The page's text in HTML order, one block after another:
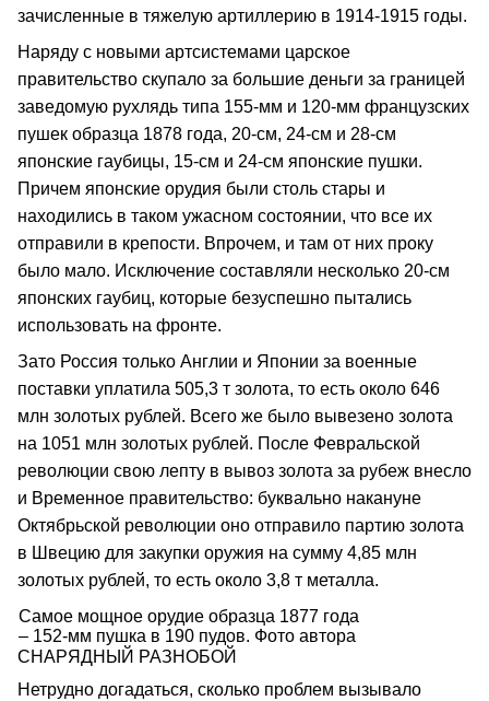
зачисленные в тяжелую артиллерию в 1914-1915 годы.
Наряду с новыми артсистемами царское
правительство скупало за большие деньги за границей
заведомую рухлядь типа 155-мм и 120-мм французских
пушек образца 1878 года, 20-см, 24-см и 28-см
японские гаубицы, 15-см и 24-см японские пушки.
Причем японские орудия были столь стары и
находились в таком ужасном состоянии, что все их
отправили в крепости. Впрочем, и там от них проку
было мало. Исключение составляли несколько 20-см
японских гаубиц, которые безуспешно пытались
использовать на фронте.
Зато Россия только Англии и Японии за военные
поставки уплатила 505,3 т золота, то есть около 646
млн золотых рублей. Всего же было вывезено золота
на 1051 млн золотых рублей. После Февральской
революции свою лепту в вывоз золота за рубеж внесло
и Временное правительство: буквально накануне
Октябрьской революции оно отправило партию золота
в Швецию для закупки оружия на сумму 4,85 млн
золотых рублей, то есть около 3,8 т металла.
Самое мощное орудие образца 1877 года
– 152-мм пушка в 190 пудов. Фото автора
СНАРЯДНЫЙ РАЗНОБОЙ
Нетрудно догадаться, сколько проблем вызывало